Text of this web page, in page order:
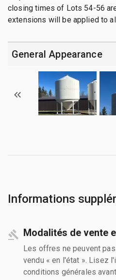
closing times of Lots 54-56
extensions will be applied to
General Appearance
Informations
Modalités de vente
Les offres ne peuvent
vendu « en l'état ». Lisez
conditions générales